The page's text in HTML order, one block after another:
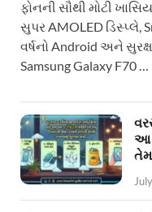
ફોનની સૌથી મોટી
સુપર AMOLED ડિસ્પ્લે,
વર્ષનો Android અને
Samsung Galaxy F70 …
આ